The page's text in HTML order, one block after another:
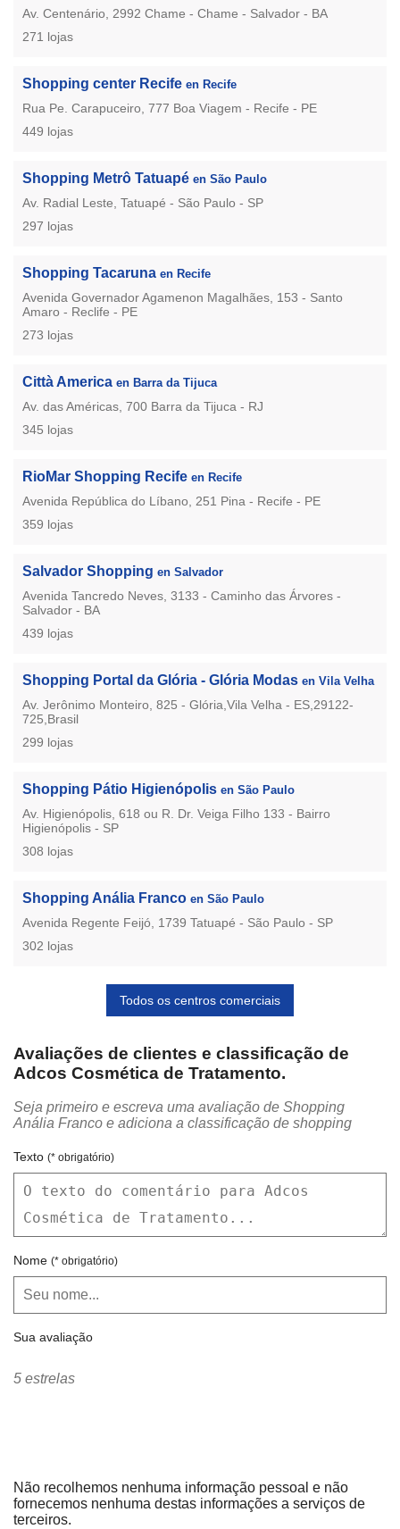
Av. Centenário, 2992 Chame - Chame - Salvador - BA
271 lojas
Shopping center Recife en Recife
Rua Pe. Carapuceiro, 777 Boa Viagem - Recife - PE
449 lojas
Shopping Metrô Tatuapé en São Paulo
Av. Radial Leste, Tatuapé - São Paulo - SP
297 lojas
Shopping Tacaruna en Recife
Avenida Governador Agamenon Magalhães, 153 - Santo
Amaro - Reclife - PE
273 lojas
Città America en Barra da Tijuca
Av. das Américas, 700 Barra da Tijuca - RJ
345 lojas
RioMar Shopping Recife en Recife
Avenida República do Líbano, 251 Pina - Recife - PE
359 lojas
Salvador Shopping en Salvador
Avenida Tancredo Neves, 3133 - Caminho das Árvores -
Salvador - BA
439 lojas
Shopping Portal da Glória - Glória Modas en Vila Velha
Av. Jerônimo Monteiro, 825 - Glória,Vila Velha - ES,29122-
725,Brasil
299 lojas
Shopping Pátio Higienópolis en São Paulo
Av. Higienópolis, 618 ou R. Dr. Veiga Filho 133 - Bairro
Higienópolis - SP
308 lojas
Shopping Anália Franco en São Paulo
Avenida Regente Feijó, 1739 Tatuapé - São Paulo - SP
302 lojas
Todos os centros comerciais
Avaliações de clientes e classificação de
Adcos Cosmética de Tratamento.
Seja primeiro e escreva uma avaliação de Shopping
Anália Franco e adiciona a classificação de shopping
Texto (* obrigatório)
Nome (* obrigatório)
Sua avaliação
5 estrelas
Não recolhemos nenhuma informação pessoal e não
fornecemos nenhuma destas informações a serviços de
terceiros.